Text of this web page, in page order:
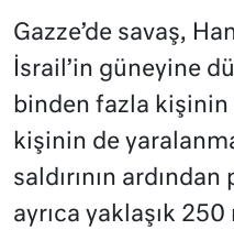
Gazze’de savaş,
İsrail’in güneyine
binden fazla kişinin
kişinin de
saldırının
ayrıca yaklaşık